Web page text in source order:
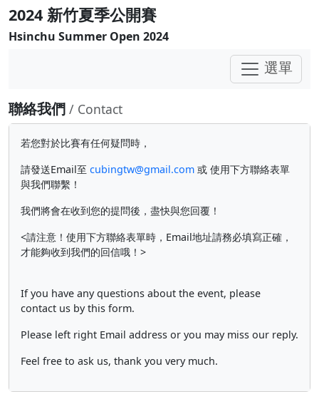
2024 新竹夏季公開賽
Hsinchu Summer Open 2024
選單
聯絡我們 / Contact
若您對於比賽有任何疑問時，
請發送Email至 cubingtw@gmail.com 或 使用下方聯絡表單
與我們聯繫！
我們將會在收到您的提問後，盡快與您回覆！
<請注意！使用下方聯絡表單時，Email地址請務必填寫正確，
才能夠收到我們的回信哦！>
If you have any questions about the event, please
contact us by this form.
Please left right Email address or you may miss our reply.
Feel free to ask us, thank you very much.